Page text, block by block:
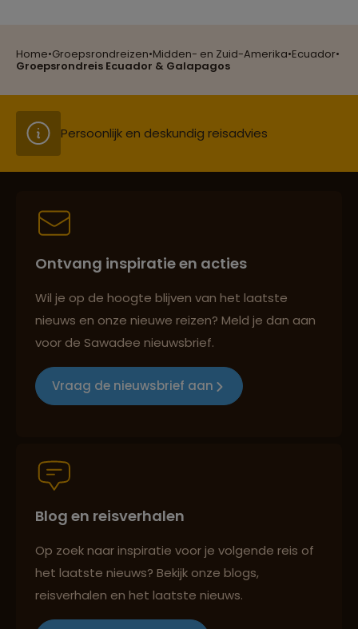
Home•Groepsrondreizen•Midden- en Zuid-Amerika•Ecuador•
Groepsrondreis Ecuador & Galapagos
Groepsreizen mét indivuele vrijheid
Persoonlijk en deskundig reisadvies
Best beoordeelde reisroutes
Groepsreizen mét indivuele vrijheid
Best beoordeelde reisroutes
Reizen met oog voor mens, cultuur en milieu
Ontvang inspiratie en acties
Wil je op de hoogte blijven van het laatste
nieuws en onze nieuwe reizen? Meld je dan aan
voor de Sawadee nieuwsbrief.
Vraag de nieuwsbrief aan
Blog en reisverhalen
Op zoek naar inspiratie voor je volgende reis of
het laatste nieuws? Bekijk onze blogs,
reisverhalen en het laatste nieuws.